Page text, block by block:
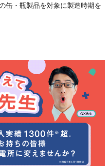
缶・瓶製品を対象に製造時期を